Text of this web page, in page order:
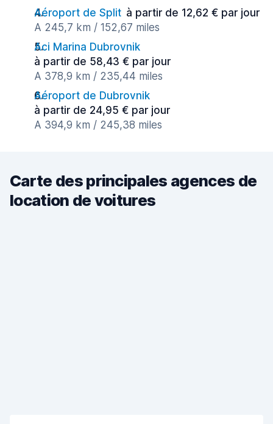
Aéroport de Split à partir de 12,62 € par jour
A 245,7 km / 152,67 miles
Aci Marina Dubrovnik
à partir de 58,43 € par jour
A 378,9 km / 235,44 miles
Aéroport de Dubrovnik
à partir de 24,95 € par jour
A 394,9 km / 245,38 miles
Carte des principales agences de
location de voitures